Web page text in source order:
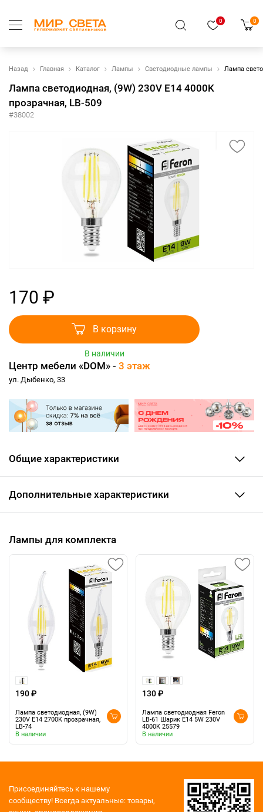
0 0
Назад Главная Каталог Лампы Светодиодные лампы Лампа
Лампа светодиодная, (9W) 230V E14 4000K
прозрачная, LB-509
#38002
170 ₽
В корзину
В наличии
Центр мебели «DOM» - 3 этаж
ул. Дыбенко, 33
Общие характеристики
Дополнительные характеристики
Лампы для комплекта
190 ₽
Лампа светодиодная, (9W)
230V E14 2700K прозрачная,
LB-74
В наличии
130 ₽
Лампа светодиодная Feron
LB-61 Шарик E14 5W 230V
4000K 25579
В наличии
Присоединяйтесь к нашему
сообществу! Всегда актуальные: товары,